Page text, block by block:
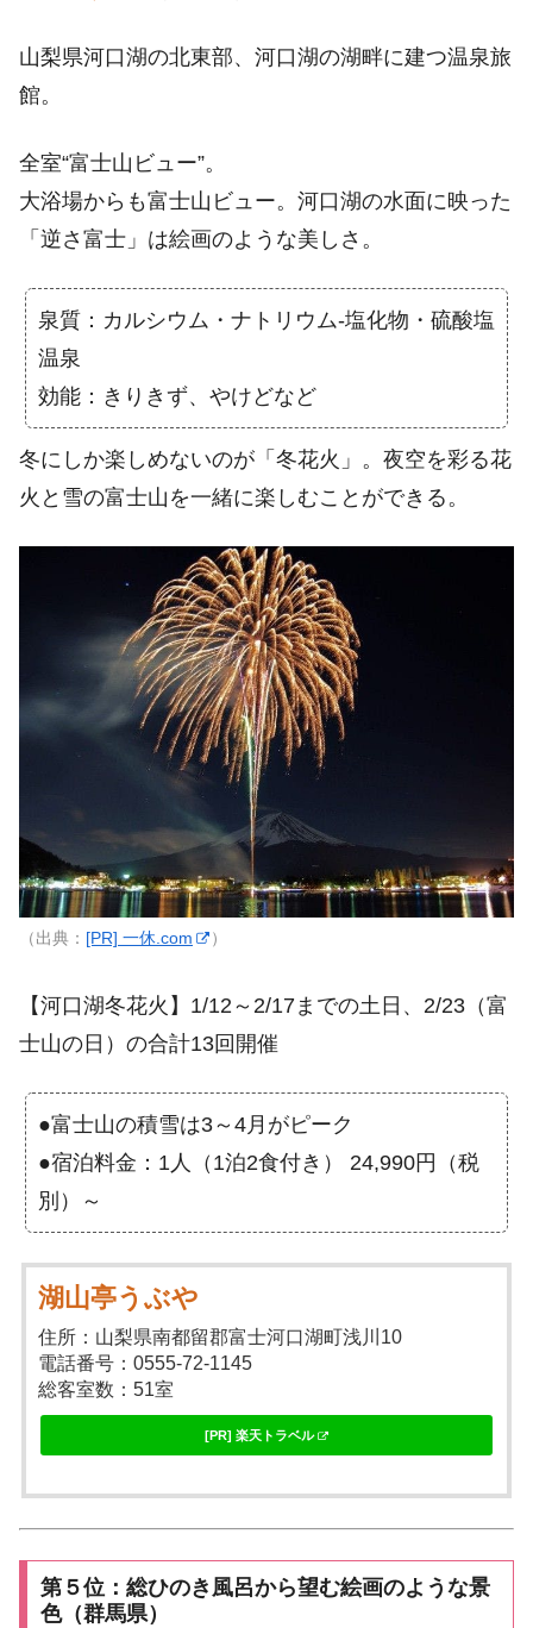
山梨県河口湖の北東部、河口湖の湖畔に建つ温泉旅
館。
全室“富士山ビュー”。
大浴場からも富士山ビュー。河口湖の水面に映った
「逆さ富士」は絵画のような美しさ。
泉質：カルシウム・ナトリウム-塩化物・硫酸塩
温泉
効能：きりきず、やけどなど
冬にしか楽しめないのが「冬花火」。夜空を彩る花
火と雪の富士山を一緒に楽しむことができる。
（出典： [PR] 一休.com ）
【河口湖冬花火】1/12～2/17までの土日、2/23（富
士山の日）の合計13回開催
●富士山の積雪は3～4月がピーク
●宿泊料金：1人（1泊2食付き） 24,990円（税
別）～
湖山亭うぶや
住所：山梨県南都留郡富士河口湖町浅川10
電話番号：0555-72-1145
総客室数：51室
[PR] 楽天トラベル
第５位：総ひのき風呂から望む絵画のような景
色（群馬県）